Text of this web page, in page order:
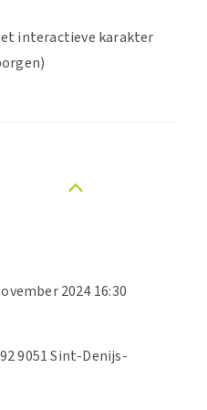
interactieve karakter
2024 16:30
9051 Sint-Denijs-